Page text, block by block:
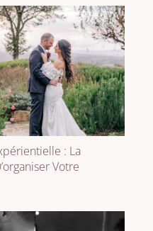
: La
Votre